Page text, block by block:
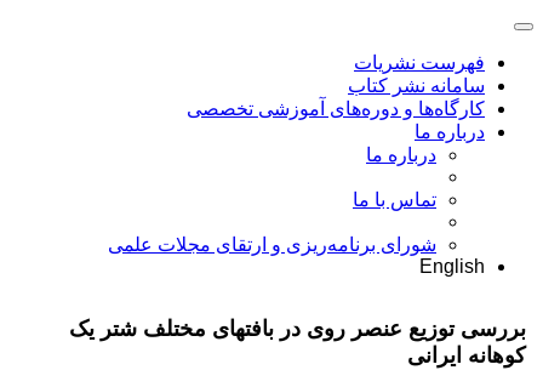
فهرست نشریات
سامانه نشر کتاب
کارگاه‌ها و دوره‌های آموزشی تخصصی
درباره ما
درباره ما
تماس با ما
شورای برنامه‌ریزی و ارتقای مجلات علمی
English
بررسی توزیع عنصر روی در بافتهای مختلف شتر یک
کوهانه ایرانی